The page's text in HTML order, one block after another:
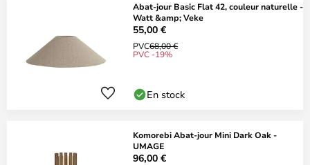
Abat-jour Basic Flat 42, couleur naturelle -
Watt &amp; Veke
55,00 €
PVC68,00 €
PVC -19%
En stock
Komorebi Abat-jour Mini Dark Oak -
UMAGE
96,00 €